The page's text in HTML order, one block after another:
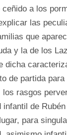
ceñido a los
las
que
y la de los
dicha
de partida para
los rasgos
infantil de
para